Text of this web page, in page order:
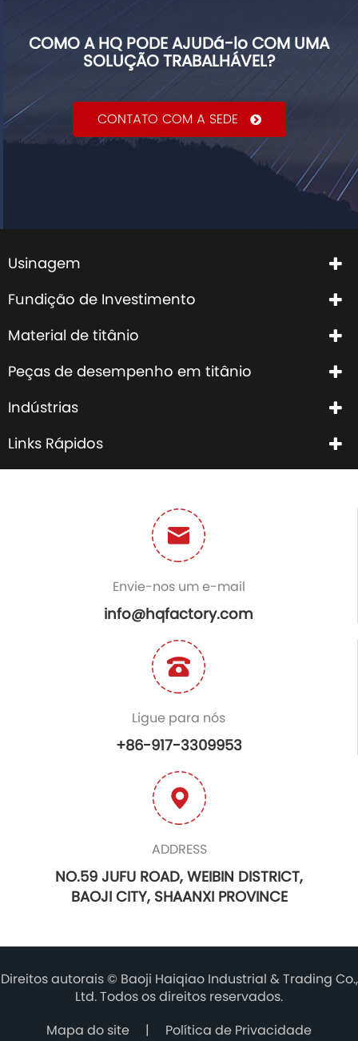
COMO A HQ PODE AJUDá-lo COM UMA
SOLUÇÃO TRABALHÁVEL?
CONTATO COM A SEDE
Usinagem
Fundição de Investimento
Material de titânio
Peças de desempenho em titânio
Indústrias
Links Rápidos
Envie-nos um e-mail
info@hqfactory.com
Ligue para nós
+86-917-3309953
ADDRESS
NO.59 JUFU ROAD, WEIBIN DISTRICT,
BAOJI CITY, SHAANXI PROVINCE
Direitos autorais © Baoji Haiqiao Industrial & Trading Co.,
Ltd.Todos os direitos reservados.
Mapa do site | Política de Privacidade